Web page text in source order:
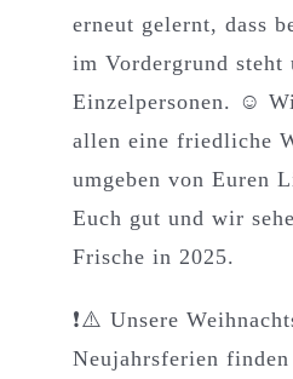
erneut gelernt, dass
im Vordergrund steht
Einzelpersonen. ☺️
allen eine friedliche
umgeben von Euren
Euch gut und wir
Frische in 2025.
❗️⚠️ Unsere
Neujahrsferien